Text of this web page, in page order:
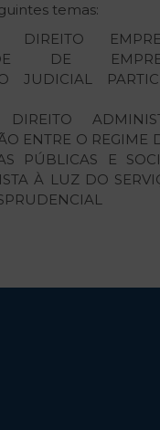
temas:
DIREITO
DE
JUDICIAL
ENTRE O REGIME
PÚBLICAS E
À LUZ DO